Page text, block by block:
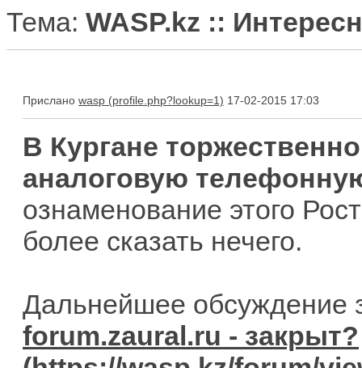
Тема: WASP.kz ::
Прислано wasp 17-02-2015 17:03
В Кургане
аналоговую
ознаменование этого
более сказать нечего.
Дальнейшее обсуждение
forum.zaural.ru - закрыт?